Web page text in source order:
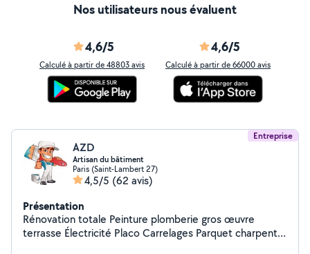
Nos utilisateurs nous évaluent
4,6/5
Calculé à partir de 48803 avis
4,6/5
Calculé à partir de 66000 avis
Entreprise
AZD
Artisan du bâtiment
Paris (Saint-Lambert 27)
4,5/5 (62 avis)
Présentation
Rénovation totale Peinture plomberie gros œuvre
terrasse Électricité Placo Carrelages Parquet charpente